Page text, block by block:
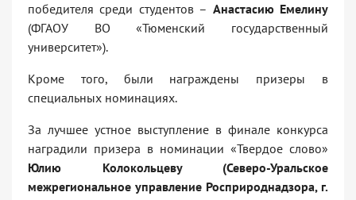
победителя среди студентов – Анастасию Емелину
(ФГАОУ ВО «Тюменский государственный
университет»).
Кроме того, были награждены призеры в
специальных номинациях.
За лучшее устное выступление в финале конкурса
наградили призера в номинации «Твердое слово»
Юлию Колокольцеву (Северо-Уральское
межрегиональное управление Росприроднадзора, г.